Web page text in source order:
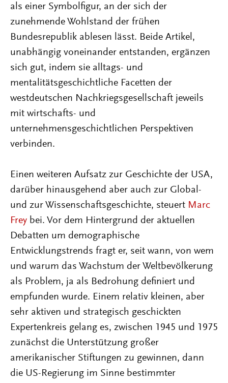
als einer Symbolfigur, an der sich der
zunehmende Wohlstand der frühen
Bundesrepublik ablesen lässt. Beide Artikel,
unabhängig voneinander entstanden, ergänzen
sich gut, indem sie alltags- und
mentalitätsgeschichtliche Facetten der
westdeutschen Nachkriegsgesellschaft jeweils
mit wirtschafts- und
unternehmensgeschichtlichen Perspektiven
verbinden.
Einen weiteren Aufsatz zur Geschichte der USA,
darüber hinausgehend aber auch zur Global-
und zur Wissenschaftsgeschichte, steuert Marc
Frey bei. Vor dem Hintergrund der aktuellen
Debatten um demographische
Entwicklungstrends fragt er, seit wann, von wem
und warum das Wachstum der Weltbevölkerung
als Problem, ja als Bedrohung definiert und
empfunden wurde. Einem relativ kleinen, aber
sehr aktiven und strategisch geschickten
Expertenkreis gelang es, zwischen 1945 und 1975
zunächst die Unterstützung großer
amerikanischer Stiftungen zu gewinnen, dann
die US-Regierung im Sinne bestimmter